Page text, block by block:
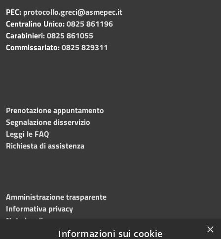
PEC: protocollo.greci@asmepec.it
Centralino Unico:0825 861196
Carabinieri:0825 861055
Commissariato:0825 829311
Prenotazione appuntamento
Segnalazione disservizio
Leggi le FAQ
Richiesta di assistenza
Amministrazione trasparente
Informativa privacy
Note legali
Dichiarazione di accessibilità
×
Informazioni sui cookie